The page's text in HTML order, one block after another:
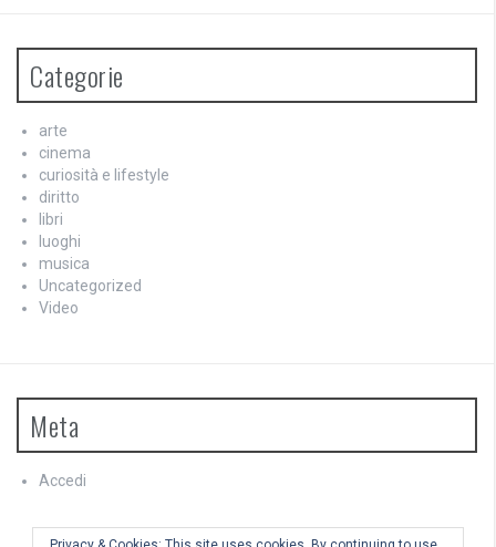
Categorie
arte
cinema
curiosità e lifestyle
diritto
libri
luoghi
musica
Uncategorized
Video
Meta
Accedi
Feed dei commenti